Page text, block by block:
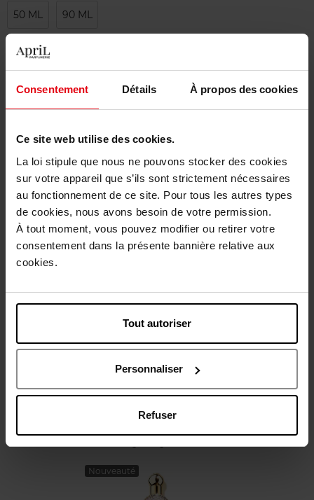
Consentement Détails À propos des cookies
Ce site web utilise des cookies.
La loi stipule que nous ne pouvons stocker des cookies
sur votre appareil que s’ils sont strictement nécessaires
au fonctionnement de ce site. Pour tous les autres types
de cookies, nous avons besoin de votre permission.
À tout moment, vous pouvez modifier ou retirer votre
consentement dans la présente bannière relative aux
cookies.
Tout autoriser
Personnaliser
Refuser
50 ML 90 ML
Ajouter
Description
Oublié quelque chose ?
Nouveauté